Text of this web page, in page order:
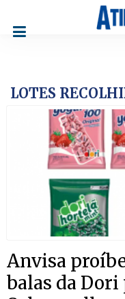
LOTES
Anvisa
balas da